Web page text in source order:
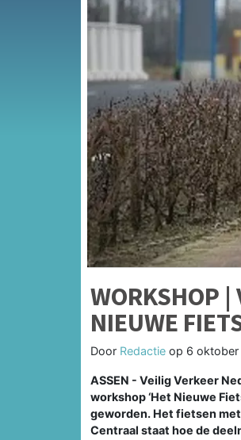
WORKSHOP |
NIEUWE
Door Redactie op 6 oktober
ASSEN - Veilig Verkeer
workshop ‘Het Nieuwe
geworden. Het fietsen
Centraal staat hoe de